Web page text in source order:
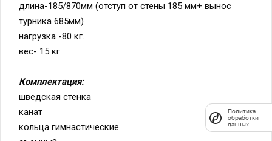
длина-185/870мм (отступ от стены 185 мм+ вынос
турника 685мм)
нагрузка -80 кг.
вес- 15 кг.
Комплектация:
шведская стенка
канат
кольца гимнастические
Политика
обработки
данных